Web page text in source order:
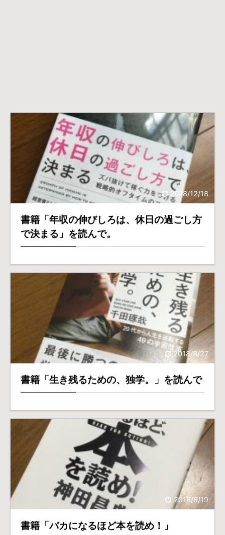
2018/12/18
書籍「年収の伸びしろは、休日の過ごし方
で決まる」を読んで。
2018/8/27
書籍「生き残るための、独学。」を読んで
2018/8/19
書籍「バカになるほど本を読め！」